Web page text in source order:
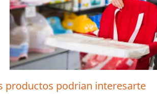
productos podrian interesarte